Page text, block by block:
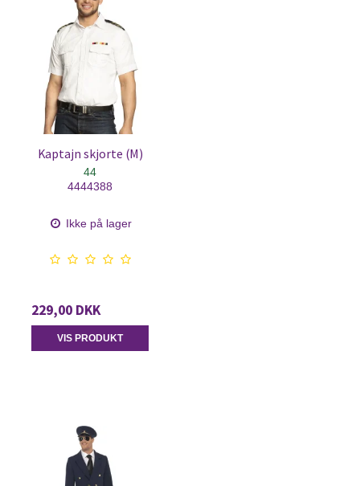
Kaptajn skjorte (M)
44
4444388
Ikke på lager
229,00 DKK
VIS PRODUKT